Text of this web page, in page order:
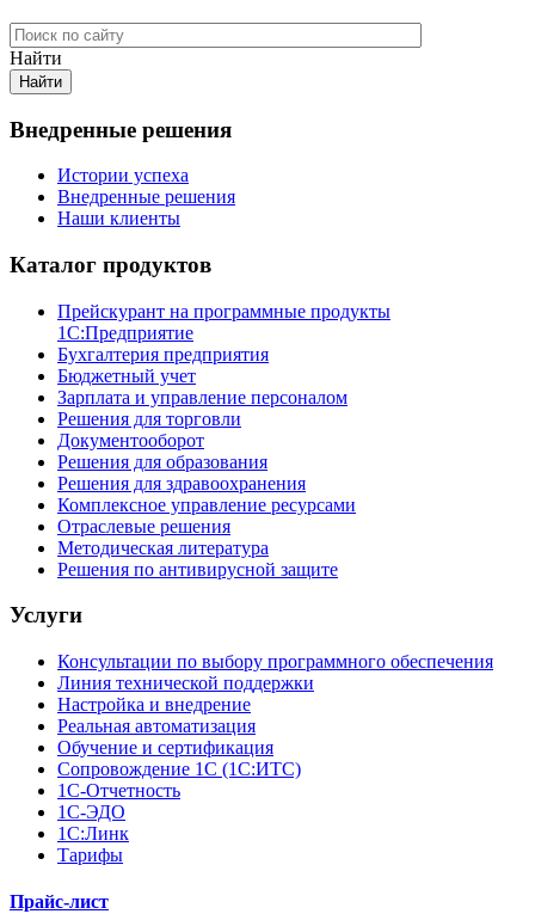
Найти
Внедренные решения
Истории успеха
Внедренные решения
Наши клиенты
Каталог продуктов
Прейскурант на программные продукты
1С:Предприятие
Бухгалтерия предприятия
Бюджетный учет
Зарплата и управление персоналом
Решения для торговли
Документооборот
Решения для образования
Решения для здравоохранения
Комплексное управление ресурсами
Отраслевые решения
Методическая литература
Решения по антивирусной защите
Услуги
Консультации по выбору программного обеспечения
Линия технической поддержки
Настройка и внедрение
Реальная автоматизация
Обучение и сертификация
Сопровождение 1С (1С:ИТС)
1С-Отчетность
1С-ЭДО
1С:Линк
Тарифы
Прайс-лист